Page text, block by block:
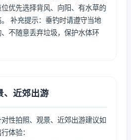
优先选择背风、向阳、有水草的
补充提示：垂钓时请遵守当地
不随意丢弃垃圾，保护水体环
、近郊出游
性拍照、观景、近郊出游建议如
体验：